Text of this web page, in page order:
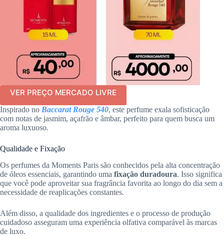
VER PREÇO MERCADO LIVRE
Inspirado no Baccarat Rouge 540, este perfume exala sofisticação
com notas de jasmim, açafrão e âmbar, perfeito para quem busca um
aroma luxuoso.
Qualidade e Fixação
Os perfumes da Moments Paris são conhecidos pela alta concentração
de óleos essenciais, garantindo uma fixação duradoura. Isso significa
que você pode aproveitar sua fragrância favorita ao longo do dia sem a
necessidade de reaplicações constantes.
Além disso, a qualidade dos ingredientes e o processo de produção
cuidadoso asseguram uma experiência olfativa comparável às marcas
de luxo.